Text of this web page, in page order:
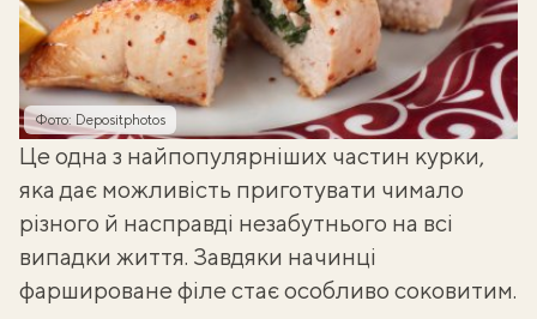
Фото: Depositphotos
Це одна з найпопулярніших частин курки,
яка дає можливість приготувати чимало
різного й насправді незабутнього на всі
випадки життя. Завдяки начинці
фаршироване філе стає особливо соковитим.